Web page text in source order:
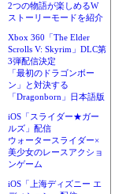
2つの物語が楽しめるW
ストーリーモードを紹介
Xbox 360「The Elder
Scrolls V: Skyrim」DLC第
3弾配信決定
「最初のドラゴンボー
ン」と対決する
「Dragonborn」日本語版
iOS「スライダー★ガー
ルズ」配信
ウォータースライダー×
美少女のレースアクショ
ンゲーム
iOS「上海ディズニー エ